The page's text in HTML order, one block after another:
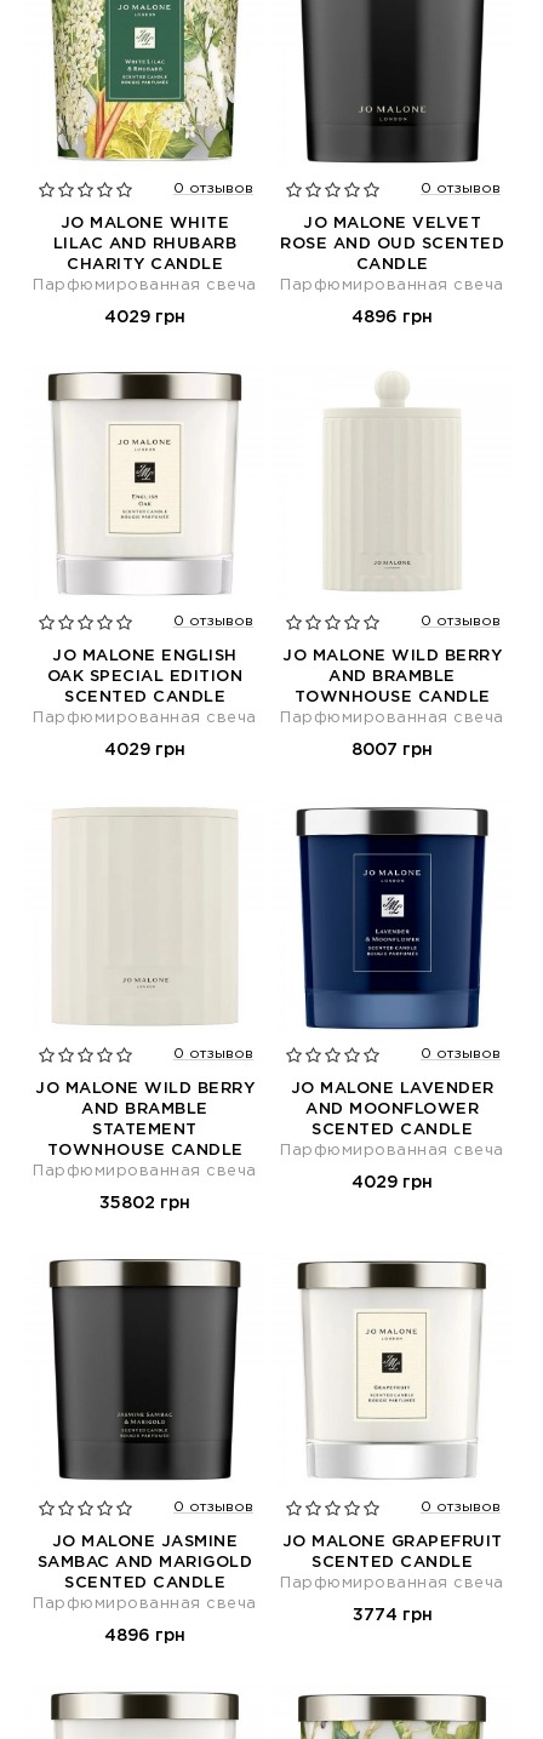
0 отзывов
JO MALONE WHITE
LILAC AND RHUBARB
CHARITY CANDLE
Парфюмированная свеча
4029 грн
0 отзывов
JO MALONE VELVET
ROSE AND OUD SCENTED
CANDLE
Парфюмированная свеча
4896 грн
0 отзывов
JO MALONE ENGLISH
OAK SPECIAL EDITION
SCENTED CANDLE
Парфюмированная свеча
4029 грн
0 отзывов
JO MALONE WILD BERRY
AND BRAMBLE
TOWNHOUSE CANDLE
Парфюмированная свеча
8007 грн
0 отзывов
JO MALONE WILD BERRY
AND BRAMBLE
STATEMENT
TOWNHOUSE CANDLE
Парфюмированная свеча
35802 грн
0 отзывов
JO MALONE LAVENDER
AND MOONFLOWER
SCENTED CANDLE
Парфюмированная свеча
4029 грн
0 отзывов
JO MALONE JASMINE
SAMBAC AND MARIGOLD
SCENTED CANDLE
Парфюмированная свеча
4896 грн
0 отзывов
JO MALONE GRAPEFRUIT
SCENTED CANDLE
Парфюмированная свеча
3774 грн